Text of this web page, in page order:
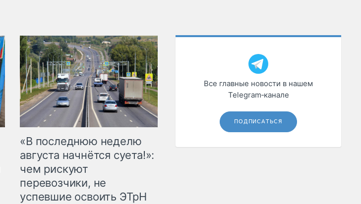
«В последнюю неделю
августа начнётся суета!»:
чем рискуют
перевозчики, не
успевшие освоить ЭТрН
Все главные новости в нашем
Telegram‑канале
ПОДПИСАТЬСЯ